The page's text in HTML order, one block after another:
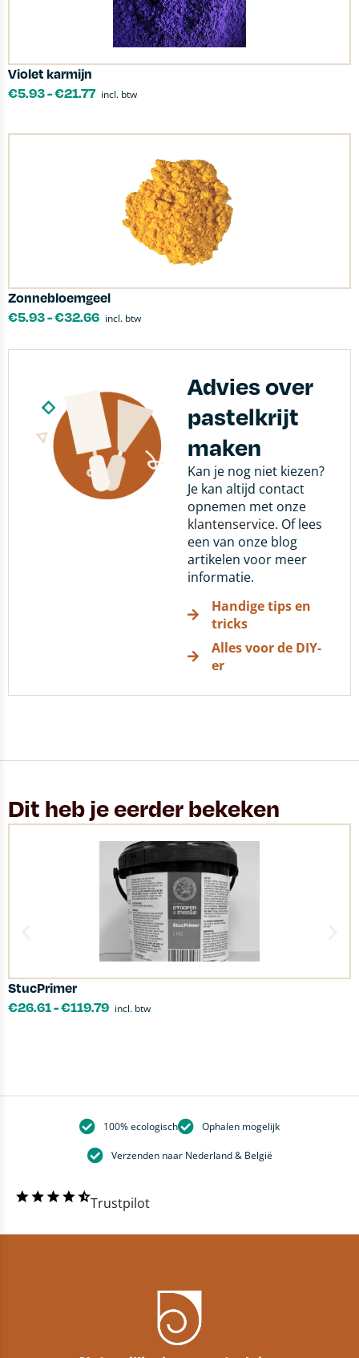
Violet karmijn
€5.93-€21.77 incl. btw
Zonnebloemgeel
€5.93-€32.66 incl. btw
Advies over
pastelkrijt
maken
Kan je nog niet kiezen?
Je kan altijd contact
opnemen met onze
klantenservice. Of lees
een van onze blog
artikelen voor meer
informatie.
Handige tips en
tricks
Alles voor de DIY-
er
Dit heb je eerder bekeken
StucPrimer
€26.61-€119.79 incl. btw
100% ecologisch Ophalen mogelijk
Verzenden naar Nederland & België
Trustpilot